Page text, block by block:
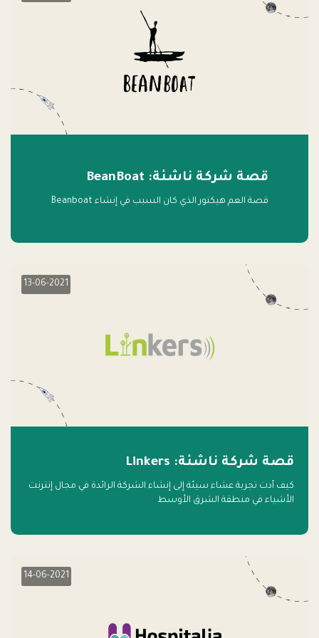
قصة شركة ناشئة: BeanBoat
قصة العم هيكتور الذي كان السبب في إنشاء Beanboat
13-06-2021
قصة شركة ناشئة: Linkers
كيف أدت تجربة عشاء سيئة إلى إنشاء الشركة الرائدة في مجال إنترنت
الأشياء في منطقة الشرق الأوسط
14-06-2021